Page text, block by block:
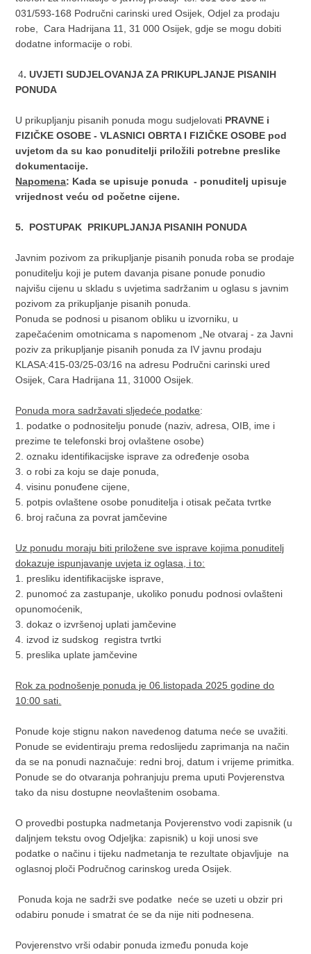
031/593-168 Područni carinski ured Osijek, Odjel za prodaju
robe, Cara Hadrijana 11, 31 000 Osijek, gdje se mogu dobiti
dodatne informacije o robi.
4. UVJETI SUDJELOVANJA ZA PRIKUPLJANJE PISANIH
PONUDA
U prikupljanju pisanih ponuda mogu sudjelovati PRAVNE i
FIZIČKE OSOBE - VLASNICI OBRTA I FIZIČKE OSOBE pod
uvjetom da su kao ponuditelji priložili potrebne preslike
dokumentacije.
Napomena: Kada se upisuje ponuda - ponuditelj upisuje
vrijednost veću od početne cijene.
5. POSTUPAK PRIKUPLJANJA PISANIH PONUDA
Javnim pozivom za prikupljanje pisanih ponuda roba se prodaje
ponuditelju koji je putem davanja pisane ponude ponudio
najvišu cijenu u skladu s uvjetima sadržanim u oglasu s javnim
pozivom za prikupljanje pisanih ponuda.
Ponuda se podnosi u pisanom obliku u izvorniku, u
zapečaćenim omotnicama s napomenom „Ne otvaraj - za Javni
poziv za prikupljanje pisanih ponuda za IV javnu prodaju
KLASA:415-03/25-03/16 na adresu Područni carinski ured
Osijek, Cara Hadrijana 11, 31000 Osijek.
Ponuda mora sadržavati sljedeće podatke:
1. podatke o podnositelju ponude (naziv, adresa, OIB, ime i
prezime te telefonski broj ovlaštene osobe)
2. oznaku identifikacijske isprave za određenje osoba
3. o robi za koju se daje ponuda,
4. visinu ponuđene cijene,
5. potpis ovlaštene osobe ponuditelja i otisak pečata tvrtke
6. broj računa za povrat jamčevine
Uz ponudu moraju biti priložene sve isprave kojima ponuditelj
dokazuje ispunjavanje uvjeta iz oglasa, i to:
1. presliku identifikacijske isprave,
2. punomoć za zastupanje, ukoliko ponudu podnosi ovlašteni
opunomoćenik,
3. dokaz o izvršenoj uplati jamčevine
4. izvod iz sudskog registra tvrtki
5. preslika uplate jamčevine
Rok za podnošenje ponuda je 06.listopada 2025 godine do
10:00 sati.
Ponude koje stignu nakon navedenog datuma neće se uvažiti.
Ponude se evidentiraju prema redoslijedu zaprimanja na način
da se na ponudi naznačuje: redni broj, datum i vrijeme primitka.
Ponude se do otvaranja pohranjuju prema uputi Povjerenstva
tako da nisu dostupne neovlaštenim osobama.
O provedbi postupka nadmetanja Povjerenstvo vodi zapisnik (u
daljnjem tekstu ovog Odjeljka: zapisnik) u koji unosi sve
podatke o načinu i tijeku nadmetanja te rezultate objavljuje na
oglasnoj ploči Područnog carinskog ureda Osijek.
Ponuda koja ne sadrži sve podatke neće se uzeti u obzir pri
odabiru ponude i smatrat će se da nije niti podnesena.
Povjerenstvo vrši odabir ponuda između ponuda koje